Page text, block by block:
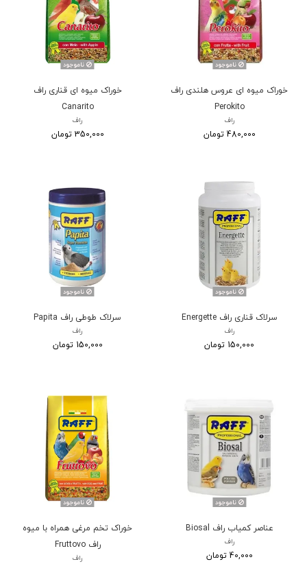
ناموجود
خوراک میوه ای عروس هلندی راف
Perokito
راف
480,000 تومان
ناموجود
خوراک میوه ای قناری راف
Canarito
راف
350,000 تومان
ناموجود
سرلاک قناری راف Energette
راف
150,000 تومان
ناموجود
سرلاک طوطی راف Papita
راف
150,000 تومان
ناموجود
عناصر کمیاب راف Biosal
راف
40,000 تومان
ناموجود
خوراک تخم مرغی همراه با میوه
راف Fruttovo
راف